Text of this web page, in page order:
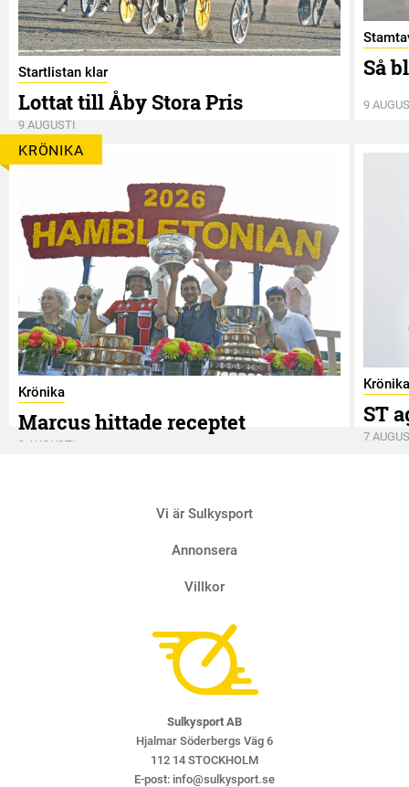
Startlistan klar
Lottat till Åby Stora Pris
9 AUGUSTI
Så
9
KRÖNIKA
Krönika
Marcus hittade receptet
9 AUGUSTI
Krönika
ST
7
Vi är Sulkysport
Annonsera
Villkor
Sulkysport AB
Hjalmar Söderbergs Väg 6
112 14 STOCKHOLM
E-post: info@sulkysport.se